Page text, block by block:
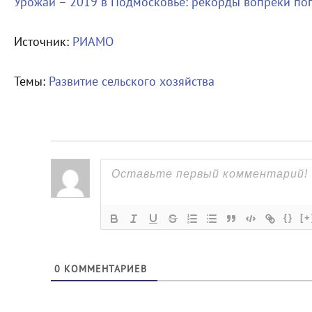
Источник: РИАМО
Темы: Развитие сельского хозяйства
{} [+]
0 КОММЕНТАРИЕВ